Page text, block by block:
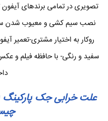
تصویری در تمامی برندهای
نصب سیم کشی و معیوب شدن
روکار به اختیار مشتری-تعمیر
سفید و رنگی- با حافظه فیلم و
علت خرابی جک پارکینگ